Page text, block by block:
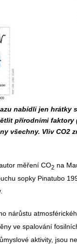
nabídli jen hrátky
přírodními
všechny. Vliv CO2
měření CO2 na
sopky Pinatubo
nárůstu
ve spalování
aktivity, jsou